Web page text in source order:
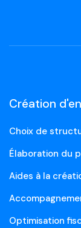
Création
Choix de
Élaboration du
Aides à la
Optimisation